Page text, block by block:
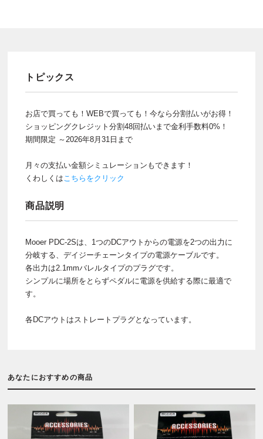
トピックス
お店で買っても！WEBで買っても！今なら分割払いがお得！
ショッピングクレジット分割48回払いまで金利手数料0%！
期間限定 ～2026年8月31日まで
月々の支払い金額シミュレーションもできます！
くわしくはこちらをクリック
商品説明
Mooer PDC-2Sは、1つのDCアウトからの電源を2つの出力に
分岐する、デイジーチェーンタイプの電源ケーブルです。
各出力は2.1mmバレルタイプのプラグです。
シンプルに場所をとらずペダルに電源を供給する際に最適で
す。
各DCアウトはストレートプラグとなっています。
あなたにおすすめの商品